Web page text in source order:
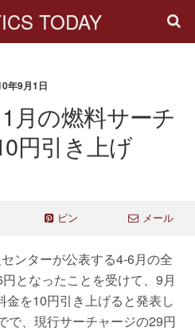
TODAY
年9月1日
月の燃料サーチ
円引き上げ
ピン メール
ンターが公表する4-6月の全
となったことを受けて、9月
を10円引き上げると発表し
で、現行サーチャージの29円